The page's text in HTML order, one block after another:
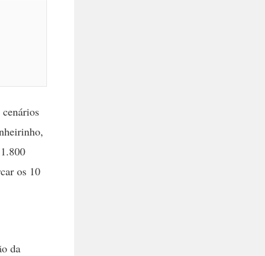
os 10
da